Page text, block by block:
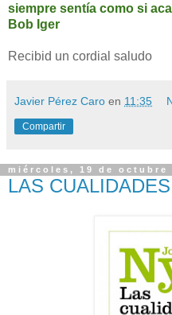
siempre sentía como si
Bob Iger
Recibid un cordial saludo
Javier Pérez Caro en 11:35
Compartir
miércoles, 19 de octubre
LAS